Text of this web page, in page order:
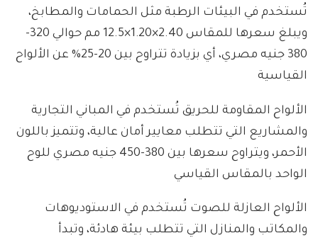
تُستخدم في البيئات الرطبة مثل الحمامات والمطابخ،
ويبلغ سعرها للمقاس 2.40×1.20×12.5 مم حوالي 320-
380 جنيه مصري، أي بزيادة تتراوح بين 20-25% عن الألواح
القياسية
الألواح المقاومة للحريق تُستخدم في المباني التجارية
والمشاريع التي تتطلب معايير أمان عالية، وتتميز باللون
الأحمر، ويتراوح سعرها بين 380-450 جنيه مصري للوح
الواحد بالمقاس القياسي
الألواح العازلة للصوت تُستخدم في الاستوديوهات
والمكاتب والمنازل التي تتطلب بيئة هادئة، وتبدأ